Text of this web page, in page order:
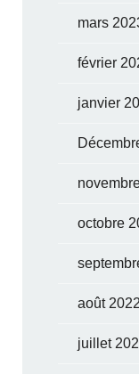
mars
février
janvier
octobre
août 2022
juillet